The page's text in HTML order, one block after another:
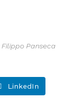
Filippo Panseca
LinkedIn